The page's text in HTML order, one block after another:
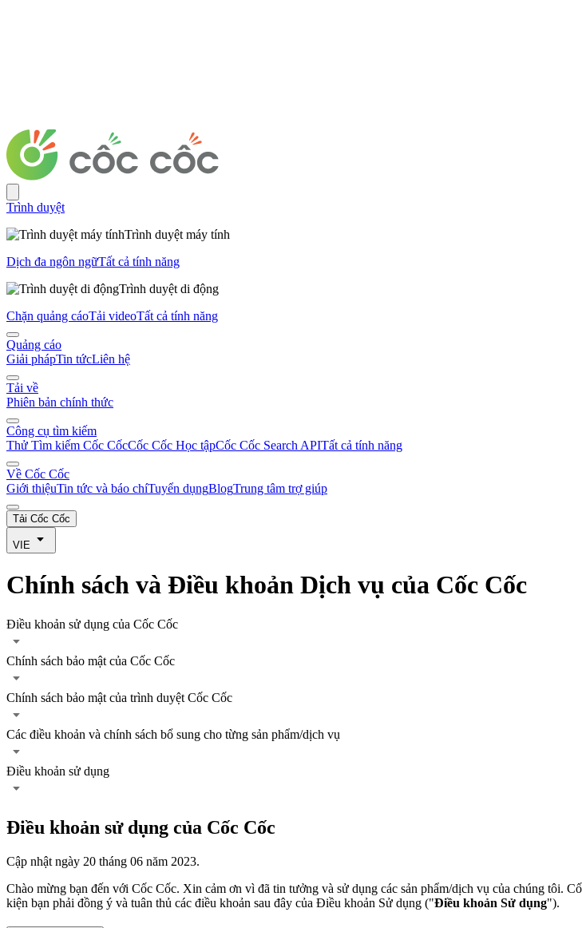
Trình duyệt
Trình duyệt máy tính
Dịch đa ngôn ngữTất cả tính năng
Trình duyệt di động
Chặn quảng cáoTải videoTất cả tính năng
Quảng cáo
Giải phápTin tứcLiên hệ
Tải về
Phiên bản chính thức
Công cụ tìm kiếm
Thử Tìm kiếm Cốc CốcCốc Cốc Học tậpCốc Cốc Search APITất cả tính năng
Về Cốc Cốc
Giới thiệuTin tức và báo chíTuyển dụngBlogTrung tâm trợ giúp
Tải Cốc Cốc
VIE
Chính sách và Điều khoản Dịch vụ của Cốc Cốc
Điều khoản sử dụng của Cốc Cốc
Chính sách bảo mật của Cốc Cốc
Chính sách bảo mật của trình duyệt Cốc Cốc
Các điều khoản và chính sách bổ sung cho từng sản phẩm/dịch vụ
Điều khoản sử dụng
Điều khoản sử dụng của Cốc Cốc
Cập nhật ngày 20 tháng 06 năm 2023.
Chào mừng bạn đến với Cốc Cốc. Xin cảm ơn vì đã tin tưởng và sử dụng các sản phẩm/dịch vụ của chúng tôi.
kiện bạn phải đồng ý và tuân thủ các điều khoản sau đây của Điều khoản Sử dụng ("Điều khoản Sử dụng").